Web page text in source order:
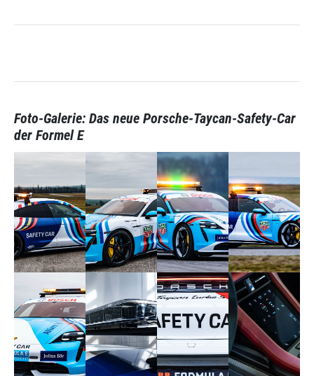
Foto-Galerie: Das neue Porsche-Taycan-Safety-Car
der Formel E